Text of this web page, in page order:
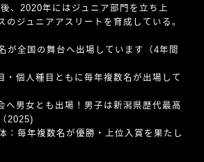
、2020年にはジュニア部門を立ち上
のジュニアアスリートを育成している。
が全国の舞台へ出場しています（4年間
・個人種目ともに毎年複数名が出場して
へ男女とも出場！男子は新潟県歴代最高
2025)
：毎年複数名が優勝・上位入賞を果たし